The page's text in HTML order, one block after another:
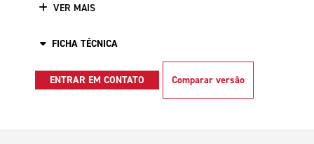
VER MAIS
FICHA TÉCNICA
ENTRAR EM CONTATO Comparar versão